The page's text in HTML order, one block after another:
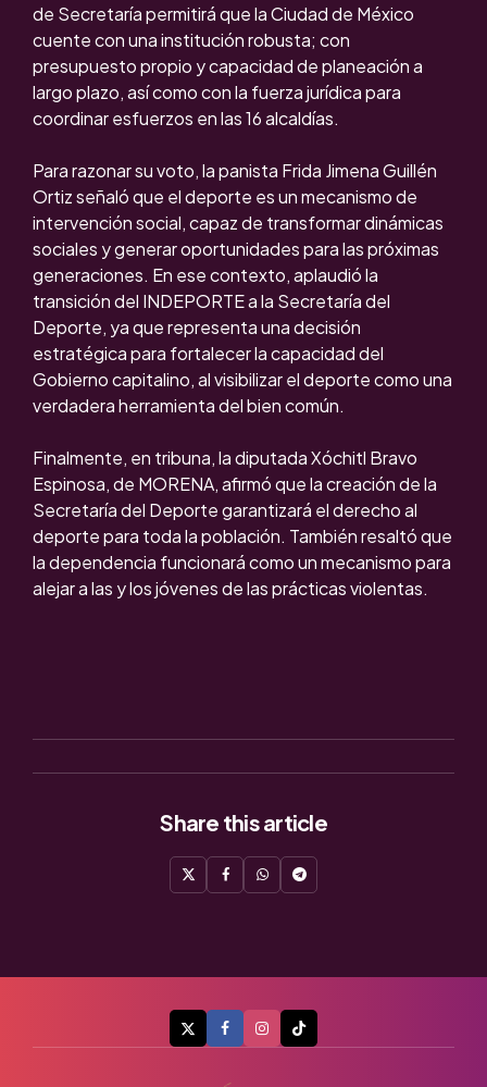
de Secretaría permitirá que la Ciudad de México
cuente con una institución robusta; con
presupuesto propio y capacidad de planeación a
largo plazo, así como con la fuerza jurídica para
coordinar esfuerzos en las 16 alcaldías.
Para razonar su voto, la panista Frida Jimena Guillén
Ortiz señaló que el deporte es un mecanismo de
intervención social, capaz de transformar dinámicas
sociales y generar oportunidades para las próximas
generaciones. En ese contexto, aplaudió la
transición del INDEPORTE a la Secretaría del
Deporte, ya que representa una decisión
estratégica para fortalecer la capacidad del
Gobierno capitalino, al visibilizar el deporte como una
verdadera herramienta del bien común.
Finalmente, en tribuna, la diputada Xóchitl Bravo
Espinosa, de MORENA, afirmó que la creación de la
Secretaría del Deporte garantizará el derecho al
deporte para toda la población. También resaltó que
la dependencia funcionará como un mecanismo para
alejar a las y los jóvenes de las prácticas violentas.
Share this article